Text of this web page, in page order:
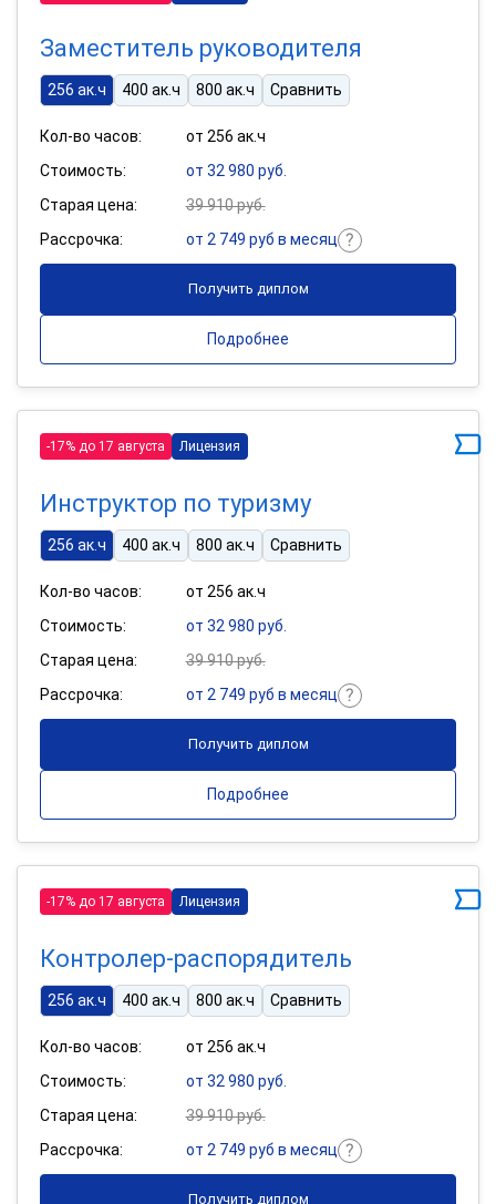
Заместитель руководителя
256 ак.ч 400 ак.ч 800 ак.ч Сравнить
Кол-во часов:
от 256 ак.ч
Стоимость:
от 32 980 руб.
Старая цена:
39 910 руб.
Рассрочка:
от 2 749 руб в месяц
Получить диплом
Подробнее
-17% до 17 августа Лицензия
Инструктор по туризму
256 ак.ч 400 ак.ч 800 ак.ч Сравнить
Кол-во часов:
от 256 ак.ч
Стоимость:
от 32 980 руб.
Старая цена:
39 910 руб.
Рассрочка:
от 2 749 руб в месяц
Получить диплом
Подробнее
-17% до 17 августа Лицензия
Контролер-распорядитель
256 ак.ч 400 ак.ч 800 ак.ч Сравнить
Кол-во часов:
от 256 ак.ч
Стоимость:
от 32 980 руб.
Старая цена:
39 910 руб.
Рассрочка:
от 2 749 руб в месяц
Получить диплом